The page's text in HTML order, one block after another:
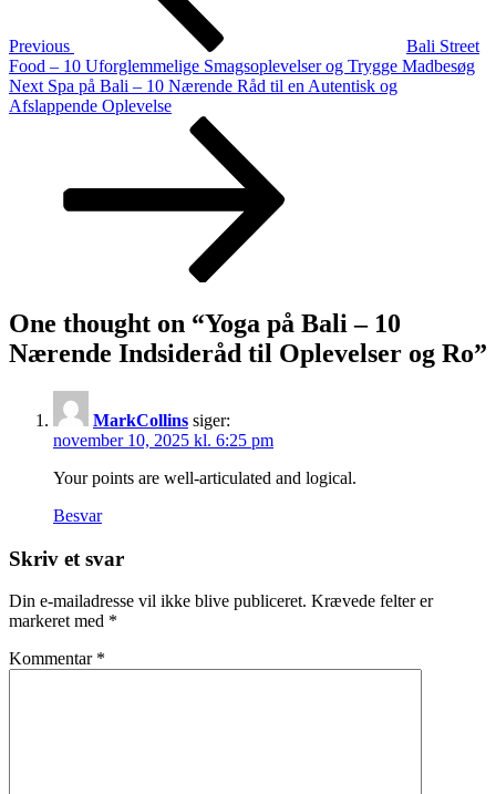
Indsideråd
til
Oplevelser
og
Ro
Previous
Bali Street
Food – 10 Uforglemmelige Smagsoplevelser og Trygge Madbesøg
Next
Post
Next Spa på Bali – 10 Nærende Råd til en Autentisk og
Afslappende Oplevelse
One thought on “Yoga på Bali – 10
Nærende Indsideråd til Oplevelser og Ro”
MarkCollins siger:
november 10, 2025 kl. 6:25 pm
Your points are well-articulated and logical.
Besvar
Skriv et svar
Din e-mailadresse vil ikke blive publiceret. Krævede felter er
markeret med *
Kommentar *